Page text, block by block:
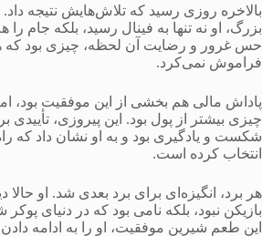
بالاخره روزی رسید که تلاش‌هایش نتیجه
بزرگ، او نه تنها به فینال رسید، بلکه جام را
حس غرور و رضایت آن لحظه، چیزی بود که
فراموش نمی‌کرد.
پاداش مالی هم بخشی از این موفقیت بود،
چیزی بیشتر از پول بود. این پیروزی، تأییدی
شکست و یادگیری بود و به او نشان داد که
انتخاب کرده است.
هر برد، انگیزه‌ای برای برد بعدی شد. او
بازیکن نبود، بلکه نامی بود که در دنیای
این طعم شیرین موفقیت، او را به ادامه